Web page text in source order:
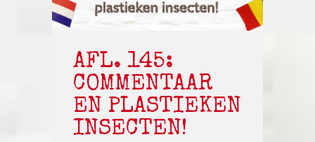
AFL. 145:
COMMENTAAR
EN PLASTIEKEN
INSECTEN!